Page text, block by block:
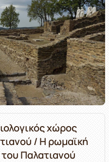
χώρος
/ Η ρωμαϊκή
Παλατιανού